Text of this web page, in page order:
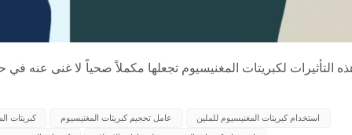
التأثيرات لكبريتات المغنيسيوم تجعلها مكملاً صحياً لا غنى عنه في
كبريتات عامل تحجيم كبريتات المغنيسيوم
استخدام كبريتات المغنيسيوم للملين